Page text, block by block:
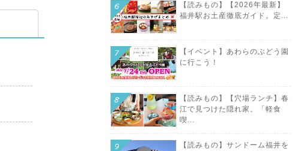
【読みもの】【2026年最新】
福井駅お土産徹底ガイド。定...
【イベント】あわらのぶどう園
に行こう！
【読みもの】【穴場ランチ】春
江で見つけた隠れ家。「軽食
喫...
【読みもの】サンドーム福井を